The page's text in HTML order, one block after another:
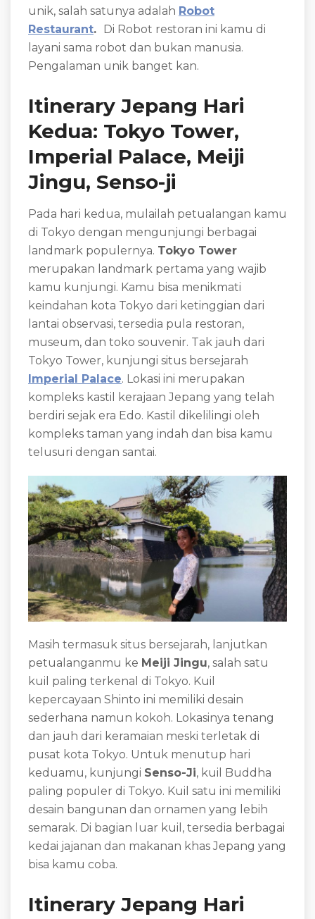
unik, salah satunya adalah Robot
Restaurant. Di Robot restoran ini kamu di
layani sama robot dan bukan manusia.
Pengalaman unik banget kan.
Itinerary Jepang Hari
Kedua: Tokyo Tower,
Imperial Palace, Meiji
Jingu, Senso-ji
Pada hari kedua, mulailah petualangan kamu
di Tokyo dengan mengunjungi berbagai
landmark populernya. Tokyo Tower
merupakan landmark pertama yang wajib
kamu kunjungi. Kamu bisa menikmati
keindahan kota Tokyo dari ketinggian dari
lantai observasi, tersedia pula restoran,
museum, dan toko souvenir. Tak jauh dari
Tokyo Tower, kunjungi situs bersejarah
Imperial Palace. Lokasi ini merupakan
kompleks kastil kerajaan Jepang yang telah
berdiri sejak era Edo. Kastil dikelilingi oleh
kompleks taman yang indah dan bisa kamu
telusuri dengan santai.
Masih termasuk situs bersejarah, lanjutkan
petualanganmu ke Meiji Jingu, salah satu
kuil paling terkenal di Tokyo. Kuil
kepercayaan Shinto ini memiliki desain
sederhana namun kokoh. Lokasinya tenang
dan jauh dari keramaian meski terletak di
pusat kota Tokyo. Untuk menutup hari
keduamu, kunjungi Senso-Ji, kuil Buddha
paling populer di Tokyo. Kuil satu ini memiliki
desain bangunan dan ornamen yang lebih
semarak. Di bagian luar kuil, tersedia berbagai
kedai jajanan dan makanan khas Jepang yang
bisa kamu coba.
Itinerary Jepang Hari